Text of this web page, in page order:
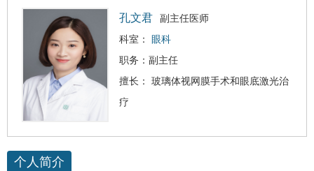
孔文君
副主任医师
科室： 眼科
职务：副主任
擅长： 玻璃体视网膜手术和眼底激光治
疗
个人简介